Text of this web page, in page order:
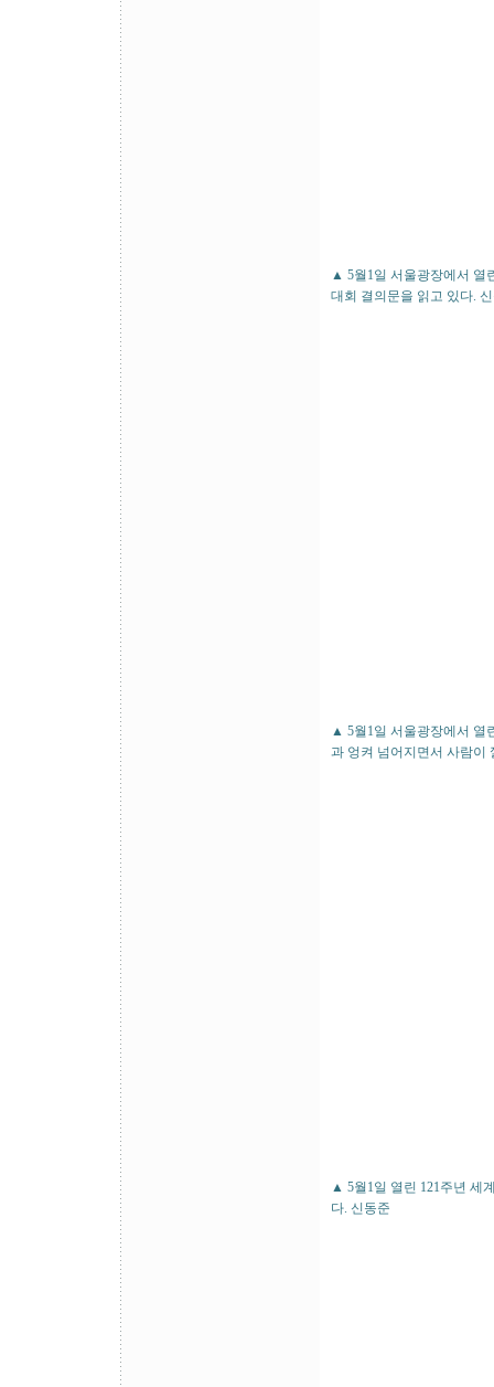
▲ 5월1일 서울광장에서 열
대회 결의문을 읽고 있다.
▲ 5월1일 서울광장에서 열
과 엉켜 넘어지면서 사람이
▲ 5월1일 열린 121주년 세
다. 신동준